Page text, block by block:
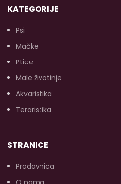
KATEGORIJE
Psi
Mačke
Ptice
Male životinje
Akvaristika
Teraristika
STRANICE
Prodavnica